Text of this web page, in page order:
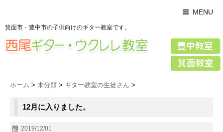
MENU
箕面市・豊中市の子供向けのギター教室です。
ホーム > 未分類 > ギター教室の生徒さん >
12月に入りました。
2019/12/01